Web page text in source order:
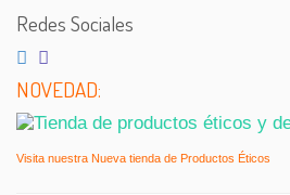
Redes Sociales
NOVEDAD:
Visita nuestra Nueva tienda de Productos Éticos